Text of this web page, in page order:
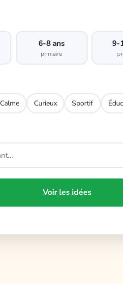
6-8 ans
primaire
9-
Calme Curieux Sportif
Voir les idées